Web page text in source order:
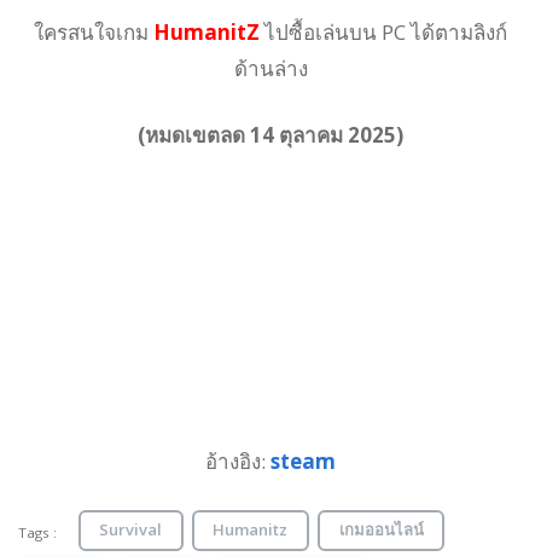
ใครสนใจเกม HumanitZไปซื้อเล่นบน PC ได้ตามลิงก์
ด้านล่าง
(หมดเขตลด 14 ตุลาคม 2025)
อ้างอิง: steam
Tags : Survival Humanitz เกมออนไลน์